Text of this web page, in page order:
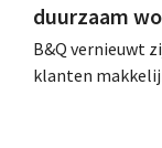
duurzaam
B&Q vernieuwt
klanten